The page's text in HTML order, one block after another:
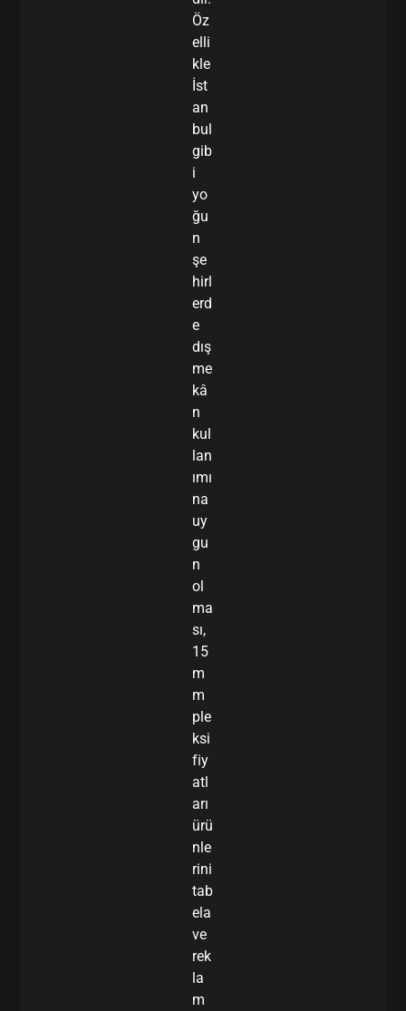
Öz
elli
kle
İst
an
bul
gib
i
yo
ğu
n
şe
hirl
erd
e
dış
me
kâ
n
kul
lan
ımı
na
uy
gu
n
ol
ma
sı,
15
m
m
ple
ksi
fiy
atl
arı
ürü
nle
rini
tab
ela
ve
rek
la
m